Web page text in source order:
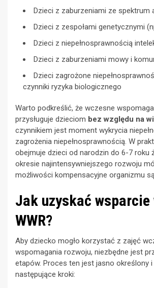
Dzieci z zaburzeniami ze spektrum
Dzieci z zespołami genetycznymi
Dzieci z niepełnosprawnością
Dzieci z zaburzeniami mowy i
Dzieci zagrożone
czynniki ryzyka biologicznego
Warto podkreślić, że wczesne
przysługuje dzieciom bez względu na
czynnikiem jest moment wykrycia
zagrożenia niepełnosprawnością. W
obejmuje dzieci od narodzin do 6-7 roku
okresie najintensywniejszego rozwoju
możliwości kompensacyjne organizmu
Jak uzyskać wsparcie
WWR?
Aby dziecko mogło korzystać z zajęć
wspomagania rozwoju, niezbędne jest
etapów. Proces ten jest jasno określony i
następujące kroki: